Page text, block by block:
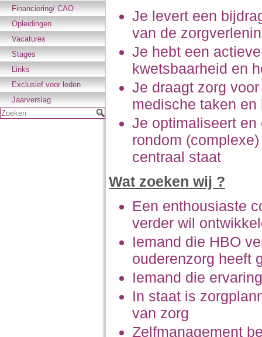
Financiering/ CAO
Opleidingen
Vacatures
Stages
Links
Exclusief voor leden
Jaarverslag
Zoeken
Je levert een
van de
Je hebt een
kwetsbaarheid en
Je draagt zorg
medische taken en
Je optimaliseert
rondom
centraal staat
Wat zoeken wij ?
Een enthousiaste
verder wil
Iemand die HBO
ouderenzorg heeft
Iemand die
In staat is
van zorg
Zelfmanagement